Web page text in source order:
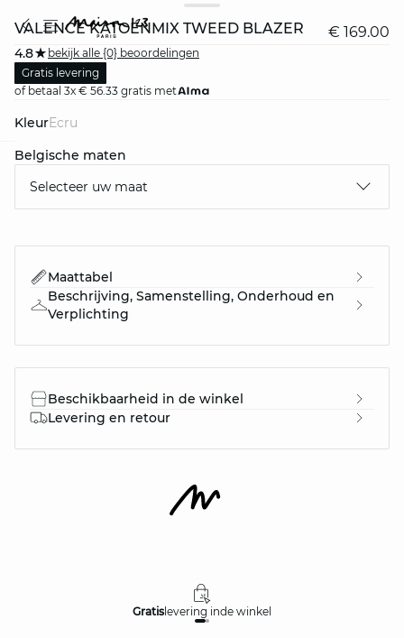
VALENCE KATOENMIX TWEED BLAZER € 169.00
4.8
bekijk alle {0} beoordelingen
Gratis levering
of betaal 3x € 56.33 gratis met
Kleur ecru
Belgische maten
Selecteer uw maat
Maattabel
Beschrijving, Samenstelling, Onderhoud en
Verplichting
Beschikbaarheid in de winkel
Levering en retour
Gratislevering inde winkel